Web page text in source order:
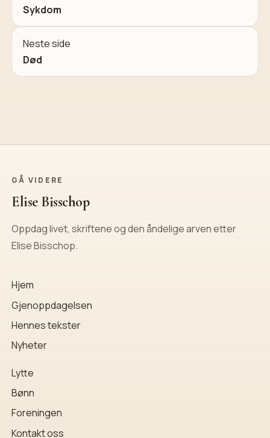
Sykdom
Neste side
Død
GÅ VIDERE
Elise Bisschop
Oppdag livet, skriftene og den åndelige arven etter
Elise Bisschop.
Hjem
Gjenoppdagelsen
Hennes tekster
Nyheter
Lytte
Bønn
Foreningen
Kontakt oss